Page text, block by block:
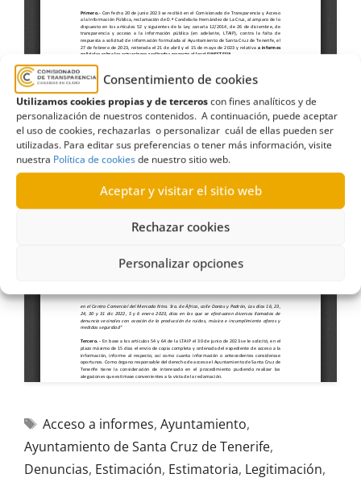
Consentimiento de cookies
Utilizamos cookies propias y de terceroscon fines analíticos y de
personalización de nuestros contenidos. A continuación, puede aceptar
el uso de cookies, rechazarlas o personalizar cuál de ellas pueden ser
utilizadas. Para editar sus preferencias o tener más información, visite
nuestra Política de cookiesde nuestro sitio web.
Aceptar y visitar el sitio web
Rechazar cookies
Personalizar opciones
Acceso a informes, Ayuntamiento,
Ayuntamiento de Santa Cruz de Tenerife,
Denuncias, Estimación, Estimatoria, Legitimación,